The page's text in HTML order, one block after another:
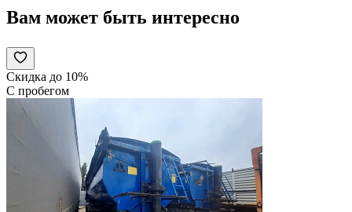
Вам может быть интересно
Скидка до 10%
С пробегом